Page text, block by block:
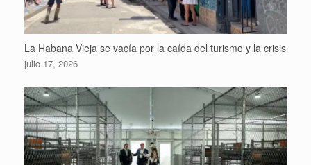
La Habana Vieja se vacía por la caída del turismo y la crisis
julio 17, 2026